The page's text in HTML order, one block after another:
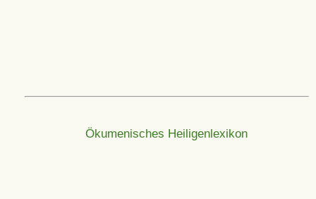
Ökumenisches Heiligenlexikon